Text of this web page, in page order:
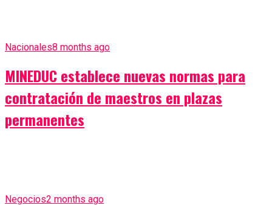
Nacionales8 months ago
MINEDUC establece nuevas normas para
contratación de maestros en plazas
permanentes
Negocios2 months ago